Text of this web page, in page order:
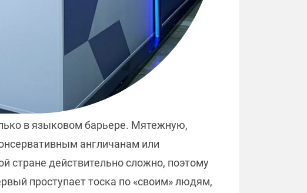
в языковом барьере. Мятежную,
англичанам или
стране действительно сложно, поэтому
проступает тоска по «своим» людям,